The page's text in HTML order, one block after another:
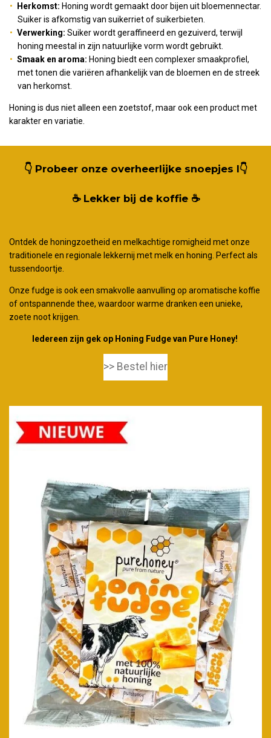
Herkomst: Honing wordt gemaakt door bijen uit bloemennectar.
Suiker is afkomstig van suikerriet of suikerbieten.
Verwerking: Suiker wordt geraffineerd en gezuiverd, terwijl
honing meestal in zijn natuurlijke vorm wordt gebruikt.
Smaak en aroma: Honing biedt een complexer smaakprofiel,
met tonen die variëren afhankelijk van de bloemen en de streek
van herkomst.
Honing is dus niet alleen een zoetstof, maar ook een product met
karakter en variatie.
👇 Probeer onze overheerlijke snoepjes l👇
☕ Lekker bij de koffie ☕
Ontdek de honingzoetheid en melkachtige romigheid met onze
traditionele en regionale lekkernij met melk en honing. Perfect als
tussendoortje.
Onze fudge is ook een smakvolle aanvulling op aromatische koffie
of ontspannende thee, waardoor warme dranken een unieke,
zoete noot krijgen.
Iedereen zijn gek op Honing Fudge van Pure Honey!
>> Bestel hier